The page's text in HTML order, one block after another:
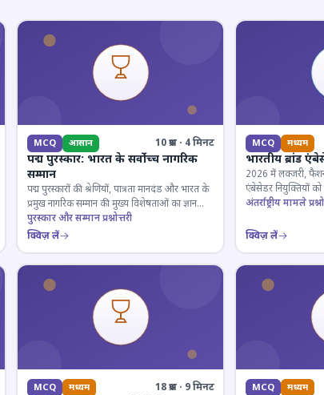
MCQ आसान 10 प्रश्न · 4 मिनट
पद्म पुरस्कार: भारत के सर्वोच्च नागरिक
सम्मान
पद्म पुरस्कारों की श्रेणियों, पात्रता मानदंड और भारत के
प्रमुख नागरिक सम्मान की मुख्य विशेषताओं का ज्ञान
परखें।
पुरस्कार और सम्मान प्रश्नोत्तरी
क्विज़ लें
MCQ मध्यम
भारतीय ब्रांड
2026 में लक्जरी,
एंबेसेडर नियुक्तियों
लिए जरूरी।
अंतर्राष्ट्रीय मामले
क्विज़ लें
MCQ मध्यम 18 प्रश्न · 9 मिनट MCQ मध्यम